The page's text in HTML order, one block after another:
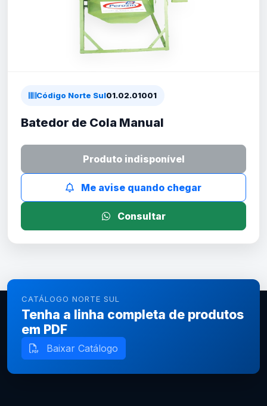
Código Norte Sul01.02.01001
Batedor de Cola Manual
Produto indisponível
Me avise quando chegar
Consultar
CATÁLOGO NORTE SUL
Tenha a linha completa de produtos
em PDF
Baixar Catálogo